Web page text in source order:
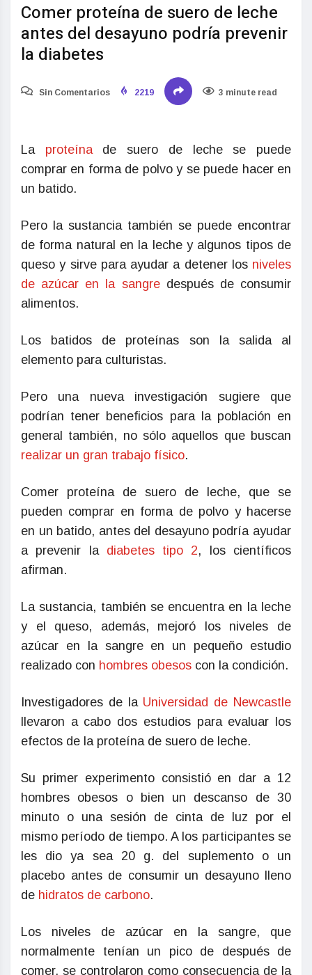
Comer proteína de suero de leche
antes del desayuno podría prevenir
la diabetes
Sin Comentarios 2219 3 minute read
La proteína de suero de leche se puede
comprar en forma de polvo y se puede hacer en
un batido.
Pero la sustancia también se puede encontrar
de forma natural en la leche y algunos tipos de
queso y sirve para ayudar a detener los niveles
de azúcar en la sangredespués de consumir
alimentos.
Los batidos de proteínas son la salida al
elemento para culturistas.
Pero una nueva investigación sugiere que
podrían tener beneficios para la población en
general también, no sólo aquellos que buscan
realizar un gran trabajo físico.
Comer proteína de suero de leche, que se
pueden comprar en forma de polvo y hacerse
en un batido, antes del desayuno podría ayudar
a prevenir la diabetes tipo 2, los científicos
afirman.
La sustancia, también se encuentra en la leche
y el queso, además, mejoró los niveles de
azúcar en la sangre en un pequeño estudio
realizado con hombres obesos con la condición.
Investigadores de la Universidad de Newcastle
llevaron a cabo dos estudios para evaluar los
efectos de la proteína de suero de leche.
Su primer experimento consistió en dar a 12
hombres obesos o bien un descanso de 30
minuto o una sesión de cinta de luz por el
mismo período de tiempo. A los participantes se
les dio ya sea 20 g. del suplemento o un
placebo antes de consumir un desayuno lleno
de hidratos de carbono.
Los niveles de azúcar en la sangre, que
normalmente tenían un pico de después de
comer, se controlaron como consecuencia de la